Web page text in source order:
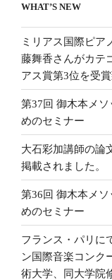
WHAT’S NEW
ミリアス国際ピア
藤舞香さんがカテ
アス賞第3位を受賞
第37回 御木本メ
めのセミナー
大石彩加講師の論
掲載されました。
第36回 御木本メ
めのセミナー
フランス・パリに
ン国際音楽コンク
術大学、同大学院